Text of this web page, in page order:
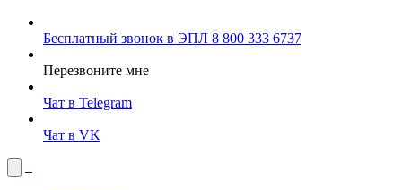
Бесплатный звонок в ЭПЛ 8 800 333 6737
Перезвоните мне
Чат в Telegram
Чат в VK